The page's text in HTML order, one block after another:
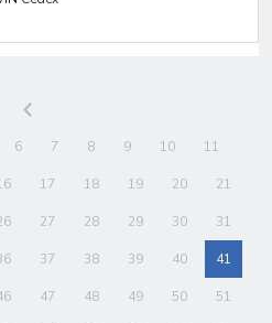
6 7 8 9 10 11
17 18 19 20 21
27 28 29 30 31
37 38 39 40 41
47 48 49 50 51